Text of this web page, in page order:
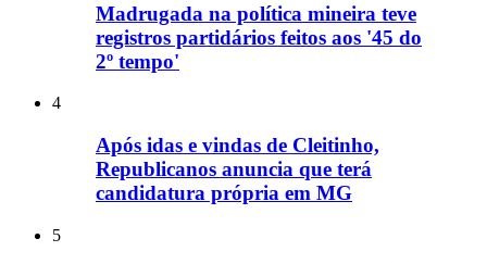
Madrugada na política mineira teve
registros partidários feitos aos '45 do
2º tempo'
4
Após idas e vindas de Cleitinho,
Republicanos anuncia que terá
candidatura própria em MG
5